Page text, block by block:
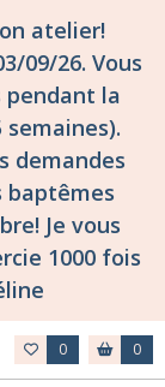
atelier!
09/26. Vous
pendant la
demandes
baptêmes
Je vous
1000 fois
0 0